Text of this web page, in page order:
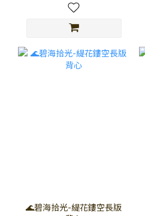
🌊碧海拾光-緹花鏤空長版